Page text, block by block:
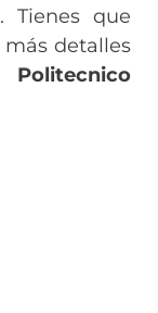
Tienes que
más detalles